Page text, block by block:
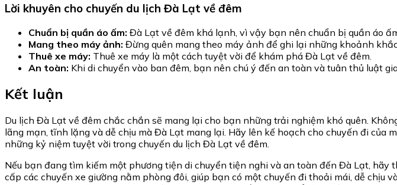
Lời khuyên cho chuyến du lịch Đà Lạt về đêm
Chuẩn bị quần áo ấm: Đà Lạt về đêm khá lạnh, vì vậy bạn nên chuẩn bị quần áo
Mang theo máy ảnh: Đừng quên mang theo máy ảnh để ghi lại những khoảnh
Thuê xe máy: Thuê xe máy là một cách tuyệt vời để khám phá Đà Lạt về đêm.
An toàn: Khi di chuyển vào ban đêm, bạn nên chú ý đến an toàn và tuân thủ luật
Kết luận
Du lịch Đà Lạt về đêm chắc chắn sẽ mang lại cho bạn những trải nghiệm khó quên.
lãng mạn, tĩnh lặng và dễ chịu mà Đà Lạt mang lại. Hãy lên kế hoạch cho chuyến đi
những kỷ niệm tuyệt vời trong chuyến du lịch Đà Lạt về đêm.
Nếu bạn đang tìm kiếm một phương tiện di chuyển tiện nghi và an toàn đến Đà Lạt, hãy
cấp các chuyến xe giường nằm phòng đôi, giúp bạn có một chuyến đi thoải mái, dễ chịu